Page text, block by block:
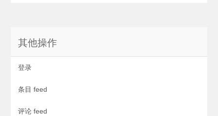
其他操作
登录
条目 feed
评论 feed